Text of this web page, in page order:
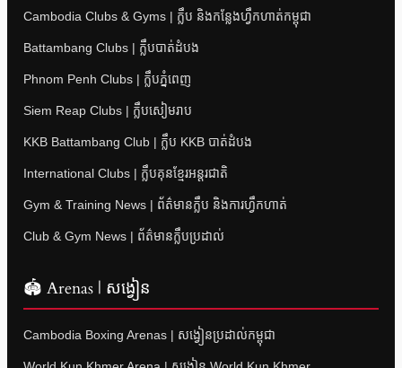
Cambodia Clubs & Gyms | ក្លឹប និងកន្លែងហ្វឹកហាត់កម្ពុជា
Battambang Clubs | ក្លឹបបាត់ដំបង
Phnom Penh Clubs | ក្លឹបភ្នំពេញ
Siem Reap Clubs | ក្លឹបសៀមរាប
KKB Battambang Club | ក្លឹប KKB បាត់ដំបង
International Clubs | ក្លឹបគុនខ្មែរអន្តរជាតិ
Gym & Training News | ព័ត៌មានក្លឹប និងការហ្វឹកហាត់
Club & Gym News | ព័ត៌មានក្លឹបប្រដាល់
🏟 Arenas | សង្វៀន
Cambodia Boxing Arenas | សង្វៀនប្រដាល់កម្ពុជា